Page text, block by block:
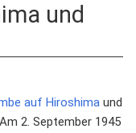
und
auf Hiroshima und
2. September 1945